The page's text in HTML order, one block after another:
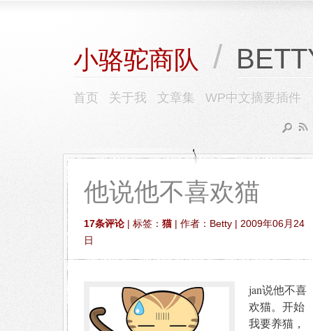
小骆驼商队 /
首页 关于我 文章集 WP中文摘要插件
他说他不喜欢猫
17条评论 | 标签： 猫 | 作者：Betty | 2009年06月24
日
jan说他不喜
欢猫。开始
我要养猫，